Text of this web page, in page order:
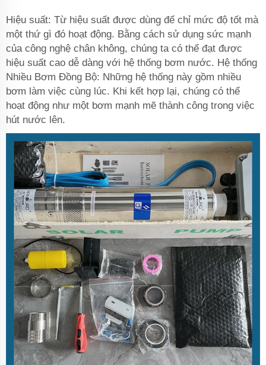
Hiệu suất: Từ hiệu suất được dùng để chỉ mức độ tốt mà
một thứ gì đó hoạt động. Bằng cách sử dụng sức mạnh
của công nghệ chân không, chúng ta có thể đạt được
hiệu suất cao dễ dàng với hệ thống bơm nước. Hệ thống
Nhiều Bơm Đồng Bộ: Những hệ thống này gồm nhiều
bơm làm việc cùng lúc. Khi kết hợp lại, chúng có thể
hoạt động như một bơm mạnh mẽ thành công trong việc
hút nước lên.